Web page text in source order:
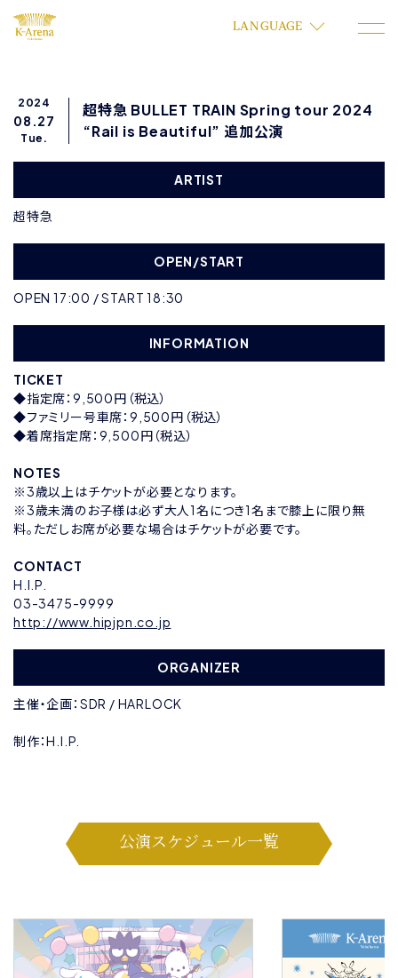
LANGUAGE
2024
08.27
Tue.
超特急 BULLET TRAIN Spring tour 2024
“Rail is Beautiful” 追加公演
ARTIST
超特急
OPEN/START
OPEN 17:00 / START 18:30
INFORMATION
TICKET
◆指定席：9,500円（税込）
◆ファミリー号車席：9,500円（税込）
◆着席指定席：9,500円（税込）
NOTES
※3歳以上はチケットが必要となります。
※3歳未満のお子様は必ず大人1名につき1名まで膝上に限り無
料。ただしお席が必要な場合はチケットが必要です。
CONTACT
H.I.P.
03-3475-9999
http://www.hipjpn.co.jp
ORGANIZER
主催・企画：SDR / HARLOCK
制作：H.I.P.
公演スケジュール一覧